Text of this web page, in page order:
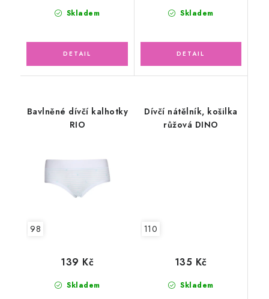
Skladem Skladem
Bavlněné dívčí kalhotky
RIO
98
Skladem
139 Kč
Dívčí nátělník, košilka
růžová DINO
110
Skladem
135 Kč